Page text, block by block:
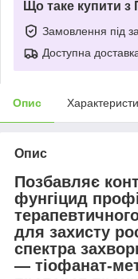
Що таке купити з
Замовлення під
Доступна
Опис
Опис
Позбавляє
фунгіцид
для захисту
спектра
— тіофанат-